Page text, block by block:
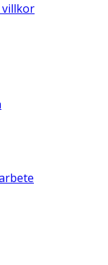
villkor